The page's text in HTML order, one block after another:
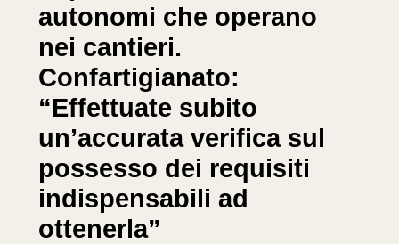
autonomi che operano
nei cantieri.
Confartigianato:
“Effettuate subito
un’accurata verifica sul
possesso dei requisiti
indispensabili ad
ottenerla”